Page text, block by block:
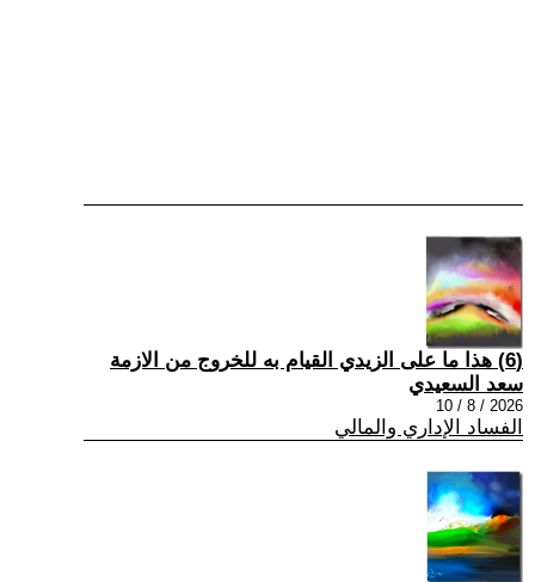
(6) هذا ما على الزيدي القيام به للخروج من الازمة
سعد السعيدي
2026 / 8 / 10
الفساد الإداري والمالي